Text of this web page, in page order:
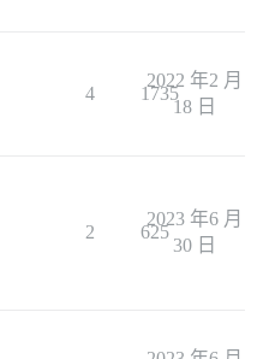
4 1735
2022 年2 月
18 日
2 625
2023 年6 月
30 日